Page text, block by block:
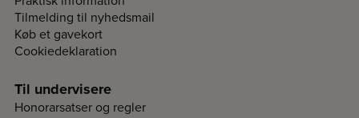
Tilmelding til nyhedsmail
Køb et gavekort
Cookiedeklaration
Til undervisere
Honorarsatser og regler